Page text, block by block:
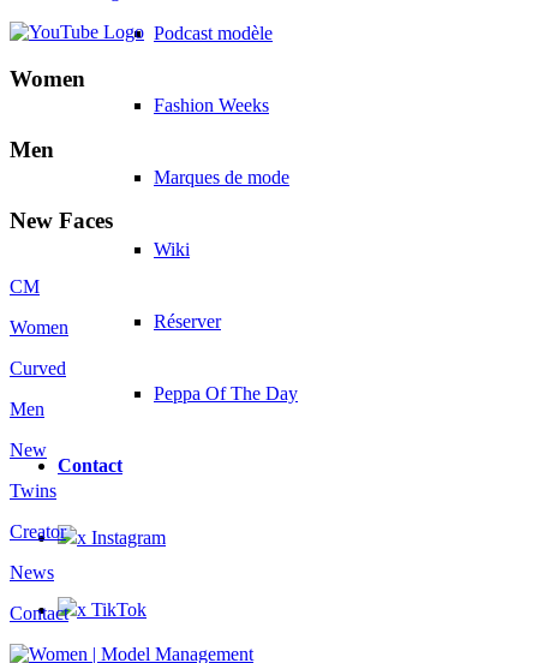
Podcast modèle
Fashion Weeks
Marques de mode
Wiki
Réserver
Peppa Of The Day
Contact
x Instagram
x TikTok
Women
Men
New Faces
CM
Women
Curved
Men
New
Twins
Creator
News
Contact